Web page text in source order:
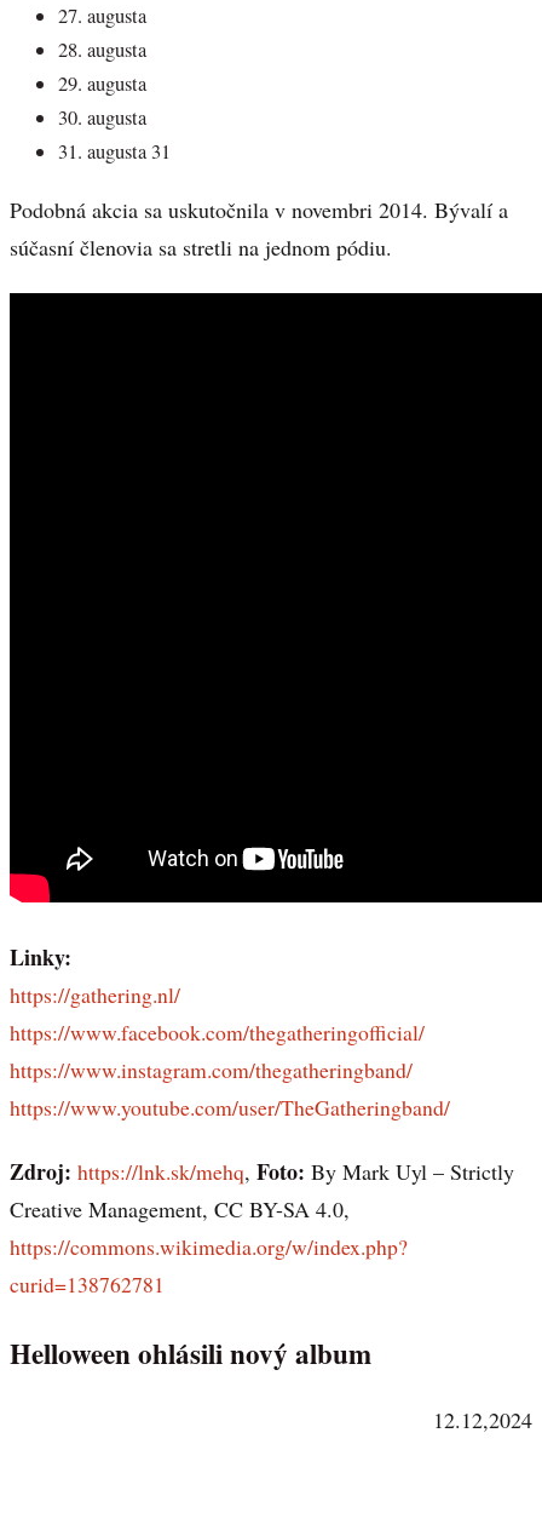
27. augusta
28. augusta
29. augusta
30. augusta
31. augusta 31
Podobná akcia sa uskutočnila v novembri 2014. Bývalí a
súčasní členovia sa stretli na jednom pódiu.
Linky:
https://gathering.nl/
https://www.facebook.com/thegatheringofficial/
https://www.instagram.com/thegatheringband/
https://www.youtube.com/user/TheGatheringband/
Zdroj: https://lnk.sk/mehq, Foto: By Mark Uyl – Strictly
Creative Management, CC BY-SA 4.0,
https://commons.wikimedia.org/w/index.php?
curid=138762781
Helloween ohlásili nový album
12.12,2024